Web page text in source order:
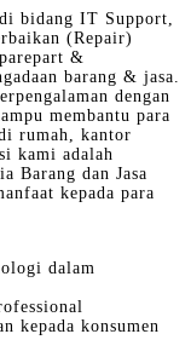
bidang IT Support,
(Repair)
&
barang & jasa.
dengan
membantu para
rumah, kantor
kami adalah
Barang dan Jasa
kepada para
dalam
kepada konsumen